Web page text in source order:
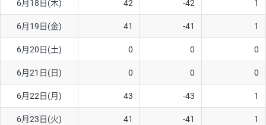
6月18日(木) 42 -42 1
6月19日(金) 41 -41 1
6月20日(土) 0 0 0
6月21日(日) 0 0 0
6月22日(月) 43 -43 1
6月23日(火) 41 -41 1